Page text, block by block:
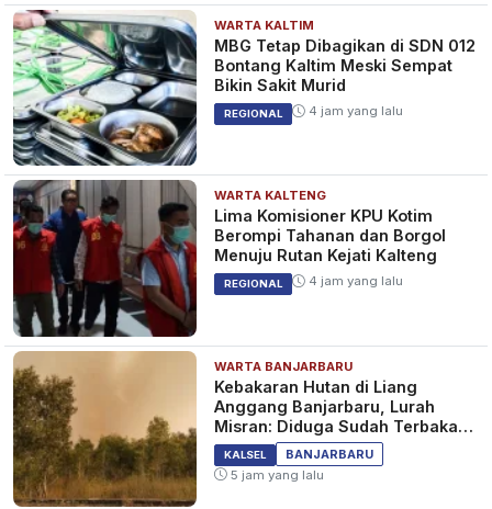
WARTA KALTIM
MBG Tetap Dibagikan di SDN 012
Bontang Kaltim Meski Sempat
Bikin Sakit Murid
REGIONAL 4 jam yang lalu
WARTA KALTENG
Lima Komisioner KPU Kotim
Berompi Tahanan dan Borgol
Menuju Rutan Kejati Kalteng
REGIONAL 4 jam yang lalu
WARTA BANJARBARU
Kebakaran Hutan di Liang
Anggang Banjarbaru, Lurah
Misran: Diduga Sudah Terbakar
Sejak Tadi Malam
KALSEL
BANJARBARU
5 jam yang lalu